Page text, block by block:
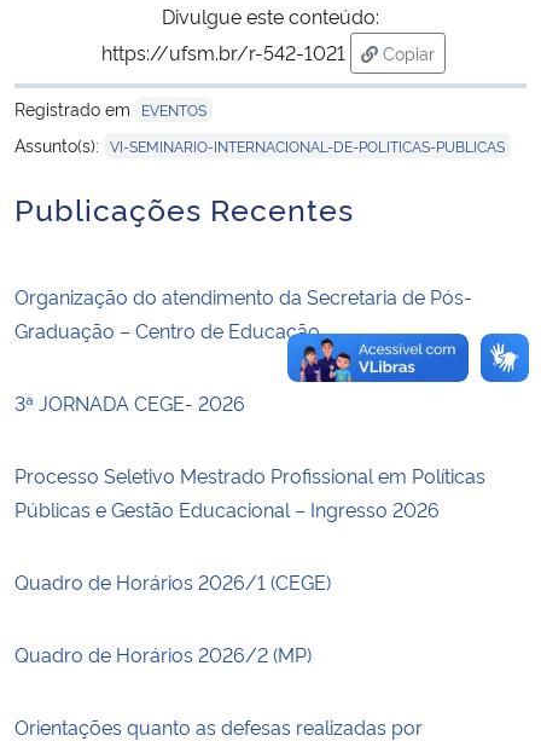
Gabinete de Segurança Institucional
Advocacia-Geral da União
Banco Central do Brasil
Divulgue este conteúdo:
https://ufsm.br/r-542-1021
Copiar
para área de
Registrado em
EVENTOS
Assunto(s): VI-SEMINARIO-INTERNACIONAL-DE-POLITICAS-PUBLICAS
Publicações Recentes
Organização do atendimento da Secretaria de Pós-
Graduação – Centro de Educação
3ª JORNADA CEGE- 2026
Processo Seletivo Mestrado Profissional em Políticas
Públicas e Gestão Educacional – Ingresso 2026
Quadro de Horários 2026/1 (CEGE)
Quadro de Horários 2026/2 (MP)
Orientações quanto as defesas realizadas por